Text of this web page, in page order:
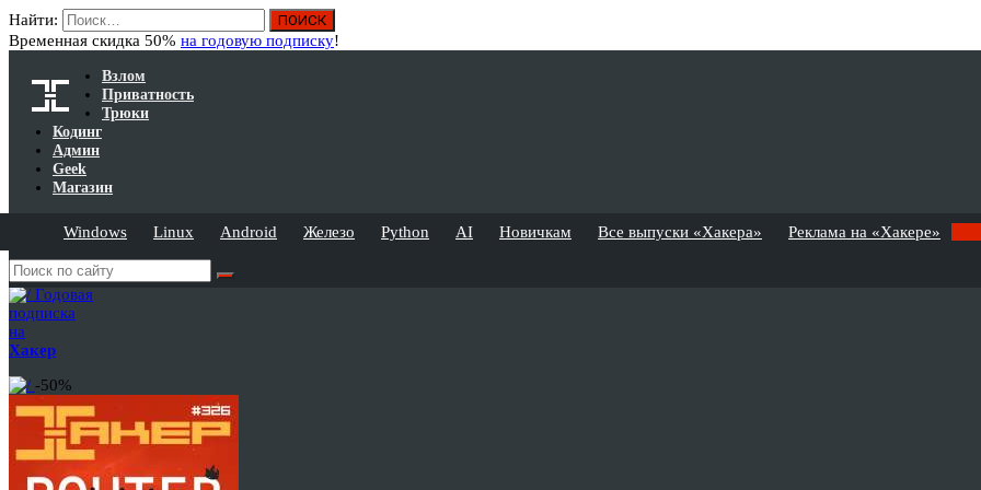
Найти:
Временная скидка 50% на годовую подписку!
Взлом
Приватность
Трюки
Кодинг
Админ
Geek
Магазин
Windows Linux Android Железо Python AI Новичкам Все выпуски «Хакера» Реклама на «Хакере»
Годовая
подписка
на
Хакер
-50%